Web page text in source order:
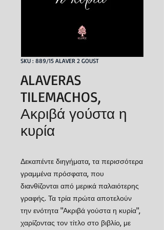
SKU : 889/15 ALAVER 2 GOUST
ALAVERAS
TILEMACHOS,
Ακριβά γούστα η
κυρία
Δεκαπέντε διηγήματα, τα περισσότερα
γραμμένα πρόσφατα, που
διανθίζονται από μερικά παλαιότερης
γραφής. Τα τρία πρώτα αποτελούν
την ενότητα "Ακριβά γούστα η κυρία",
χαρίζοντας τον τίτλο στο βιβλίο, με